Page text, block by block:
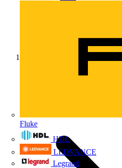
Fluke
HDL
LEDVANCE
Legrand